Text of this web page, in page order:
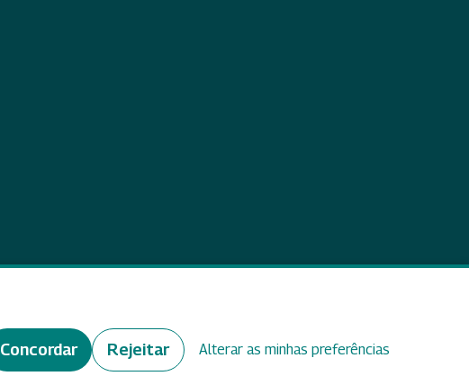
Concordar Rejeitar Alterar as minhas preferências